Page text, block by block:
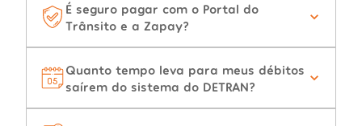
É seguro pagar com o Portal do
Trânsito e a Zapay?
Quanto tempo leva para meus débitos
saírem do sistema do DETRAN?